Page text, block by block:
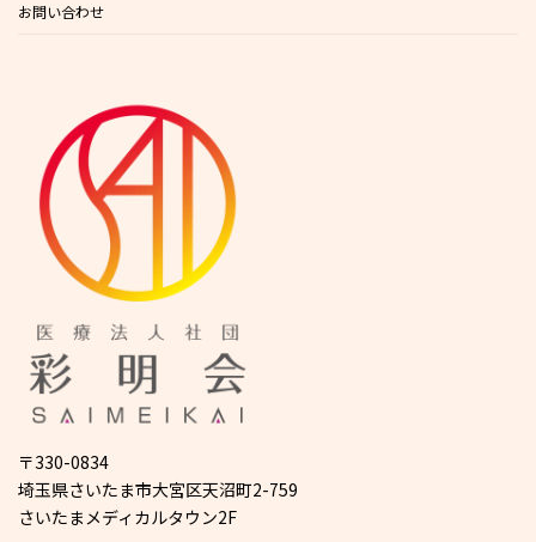
お問い合わせ
〒330-0834
埼玉県さいたま市大宮区天沼町2-759
さいたまメディカルタウン2F